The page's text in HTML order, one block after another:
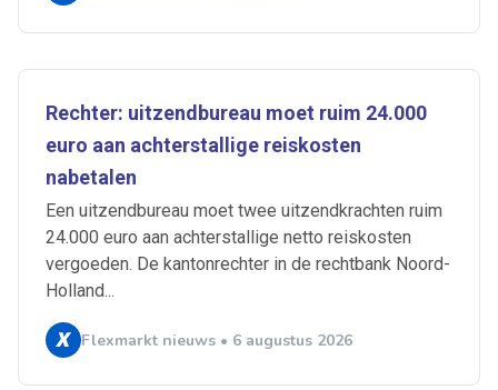
Rechter: uitzendbureau moet ruim 24.000
euro aan achterstallige reiskosten
nabetalen
Een uitzendbureau moet twee uitzendkrachten ruim
24.000 euro aan achterstallige netto reiskosten
vergoeden. De kantonrechter in de rechtbank Noord-
Holland...
Flexmarkt nieuws • 6 augustus 2026